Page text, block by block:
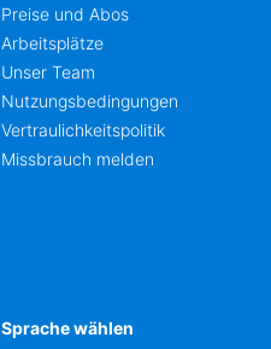
Preise und Abos
Arbeitsplätze
Unser Team
Nutzungsbedingungen
Vertraulichkeitspolitik
Missbrauch melden
Sprache wählen